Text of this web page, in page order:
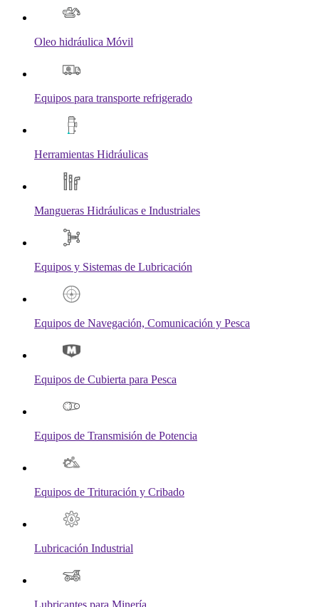
Oleo hidráulica Móvil
Equipos para transporte refrigerado
Herramientas Hidráulicas
Mangueras Hidráulicas e Industriales
Equipos y Sistemas de Lubricación
Equipos de Navegación, Comunicación y Pesca
Equipos de Cubierta para Pesca
Equipos de Transmisión de Potencia
Equipos de Trituración y Cribado
Lubricación Industrial
Lubricantes para Minería